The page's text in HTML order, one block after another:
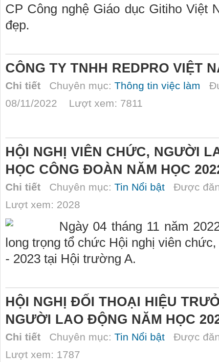
CP Công nghệ Giáo dục Gitiho Việt
đẹp.
CÔNG TY TNHH REDPRO VIỆT
Chi tiết Chuyên mục: Thông tin việc làm
08/11/2022 Lượt xem: 7811
HỘI NGHỊ VIÊN CHỨC, NGƯỜI
HỌC CÔNG ĐOÀN NĂM HỌC
Chi tiết Chuyên mục: Tin Nổi bật Được
Lượt xem: 2028
Ngày 04 tháng 11 năm
long trọng tổ chức Hội nghị viên
- 2023 tại Hội trường A.
HỘI NGHỊ ĐỐI THOẠI HIỆU
NGƯỜI LAO ĐỘNG NĂM HỌC
Chi tiết Chuyên mục: Tin Nổi bật Được
Lượt xem: 1787